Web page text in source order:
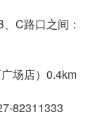
C路口之间：
场店）0.4km
82311333